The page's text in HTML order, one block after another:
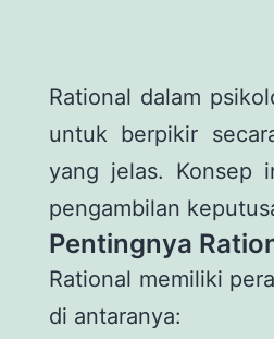
Rational dalam
untuk berpikir
yang jelas. Konsep
pengambilan
Pentingnya
Rational memiliki
di antaranya: